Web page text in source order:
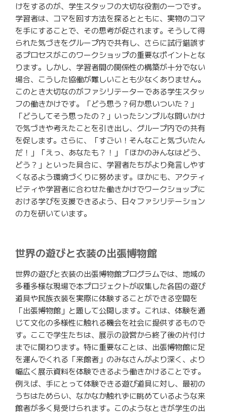
けをするのが、学生スタッフの大切な役割の一つです。
学習者は、コマを回す方法を探るとともに、実物のコマ
を手にすることで、その思考が促されます。そうして得
られた気づきをグループ内で共有し、さらに試行錯誤す
るプロセスがこのワークショップの重要なポイントとな
ります。しかし、学習者間の関係性の構築が十分でない
場合、こうした協働が難しいことも少なくありません。
このとき大切なのがファシリテーターである学生スタッ
フの働きかけです。「どう思う？何か思いついた？」
「どうしてそう思ったの？」いったシンプルな問いかけ
で気づきや考えたことを引き出し、グループ内での共有
を促します。さらに、「すごい！そんなこと気づいたん
だ！」「えっ、あなたも？！」「ほかのみんなはどう、
どう？」といった具合に、学習者たちがより発言しやす
くなるよう環境づくりに努めます。ほかにも、アクティ
ビティや学習者に合わせた働きかけでワークショップに
おける学びを支援できるよう、日々ファシリテーション
の力を研いています。
世界の遊びと衣装の出張博物館
世界の遊びと衣装の出張博物館プログラムでは、地域の
多種多様な現場で本プロジェクトが収集した各国の遊び
道具や民族衣装を実際に体験することができる空間を
「出張博物館」と題して公開します。これは、体験を通
じて文化の多様性に触れる機会を社会に提供するもので
す。ここで学生たちは、展示の設営から終了後の片付け
までに関わります。特に重要なことは、出張博物館に足
を運んでくれる「来館者」のみなさんがより深く、より
幅広く展示資料を体験できるよう働きかけることです。
例えば、手にとって体験できる遊び道具に対し、最初の
うちはためらい、なかなか触れずに眺めているような来
館者が多く見受けられます。このようなときが学生の出